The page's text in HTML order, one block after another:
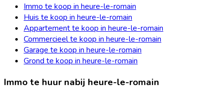
Immo te koop in heure-le-romain
Huis te koop in heure-le-romain
Appartement te koop in heure-le-romain
Commercieel te koop in heure-le-romain
Garage te koop in heure-le-romain
Grond te koop in heure-le-romain
Immo te huur nabij heure-le-romain